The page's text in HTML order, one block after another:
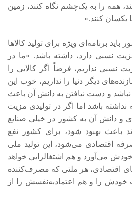
همه را به یک‌چشم نگاه کنند، زمین
یکسان کنند.»
برنامه‌ای ویژه برای تولید کالاها
نسبی دارد، داشته باشد. «ما در
نسبی نداریم، فرضاً اگر کالایی را
دیگر دنیا را نداریم، خوب این
نباشد و دست نیافتن به دانش آن باعث
باشد اما اگر در تولیدی مزیت
و دانش آن به کشور در خیلی صنایع
باعث بهبود شود، برای کشور نفع
اقتصادی می‌شود، این تولید ملی
می‌آورد و هم اشتغالزایی خواهد
اقتصادی، هر ملتی که مصرف‌کننده
را و هم اعتمادبه‌نفسش را از